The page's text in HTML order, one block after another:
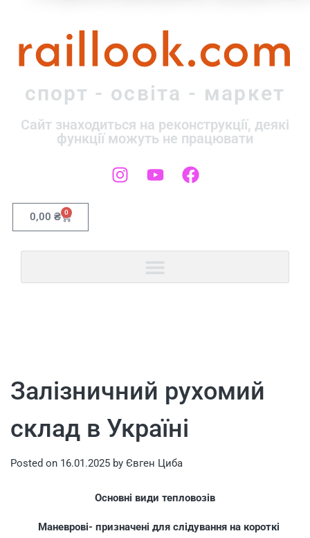
raillook.com
спорт - освіта - маркет
Сайт знаходиться на реконструкції, деякі
функції можуть не працювати
0,00 ₴ 0
Залізничний рухомий
склад в Україні
Posted on 16.01.2025 by Євген Циба
Основні види тепловозів
Маневрові- призначені для слідування на короткі